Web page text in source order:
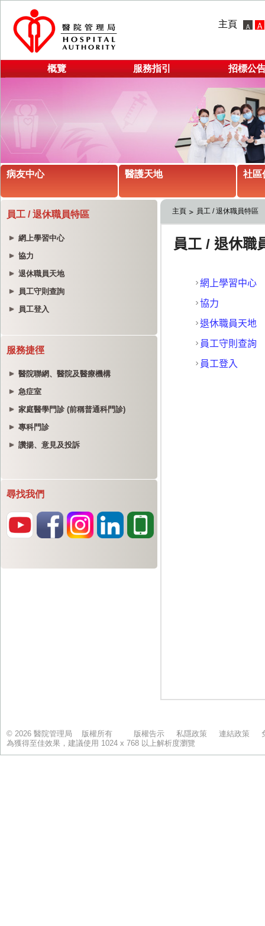
主頁
概覽 服務指引 招標公
病友中心 醫護天地 社區
員工 / 退休職員特區
網上學習中心
協力
退休職員天地
員工守則查詢
員工登入
服務捷徑
醫院聯網、醫院及醫療機構
急症室
家庭醫學門診 (前稱普通科門診)
專科門診
讚揚、意見及投訴
尋找我們
主頁 員工 / 退休職員特區
© 2026 醫院管理局 版權所有 版權告示 私隱政策 連結政策
為獲得至佳效果，建議使用 1024 x 768 以上解析度瀏覽